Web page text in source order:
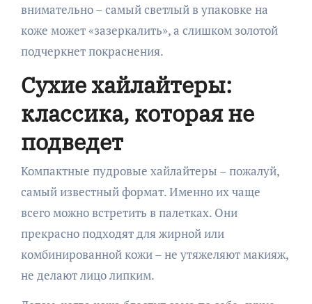
внимательно – самый светлый в упаковке на
коже может «зазеркалить», а слишком золотой
подчеркнет покраснения.
Сухие хайлайтеры:
классика, которая не
подведет
Компактные пудровые хайлайтеры – пожалуй,
самый известный формат. Именно их чаще
всего можно встретить в палетках. Они
прекрасно подходят для жирной или
комбинированной кожи – не утяжеляют макияж,
не делают лицо липким.